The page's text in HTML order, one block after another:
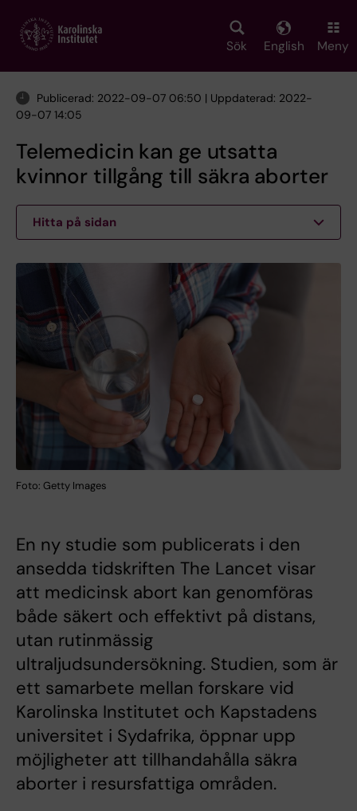
main
Sök English Meny
Publicerad: 2022-09-07 06:50 | Uppdaterad: 2022-
09-07 14:05
Telemedicin kan ge utsatta
kvinnor tillgång till säkra aborter
Hitta på sidan
Foto: Getty Images
En ny studie som publicerats i den
ansedda tidskriften The Lancet visar
att medicinsk abort kan genomföras
både säkert och effektivt på distans,
utan rutinmässig
ultraljudsundersökning. Studien, som är
ett samarbete mellan forskare vid
Karolinska Institutet och Kapstadens
universitet i Sydafrika, öppnar upp
möjligheter att tillhandahålla säkra
aborter i resursfattiga områden.